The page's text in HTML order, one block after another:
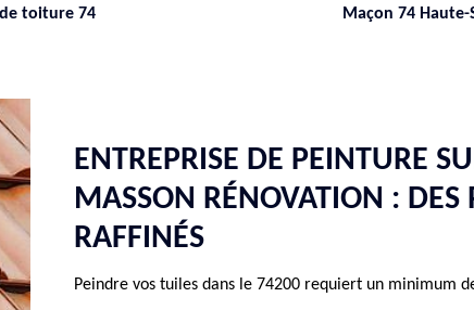
74 Maçon 74 Haute-Savoie
ENTREPRISE DE PEINTURE
MASSON RÉNOVATION : DES
RAFFINÉS
Peindre vos tuiles dans le 74200 requiert un minimum